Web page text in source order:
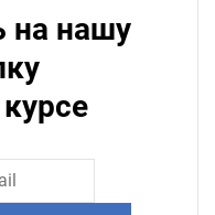
на нашу